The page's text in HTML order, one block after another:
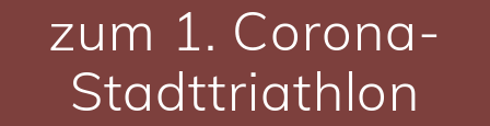
zum 1. Corona-
Stadttriathlon